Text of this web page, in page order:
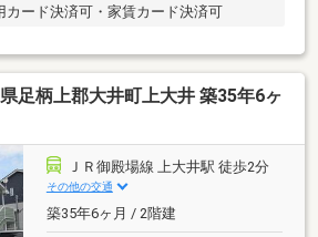
カード決済可・家賃カード決済可
足柄上郡大井町上大井 築35年6ヶ
ＪＲ御殿場線 上大井駅 徒歩2分
その他の交通
築35年6ヶ月 / 2階建